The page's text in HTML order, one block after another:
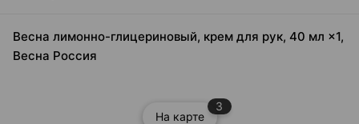
Весна лимонно-глицериновый, крем для рук, 40 мл ×1,
Весна Россия
На карте
3